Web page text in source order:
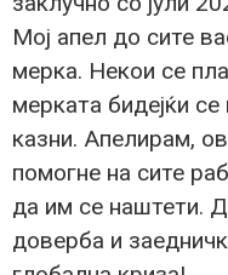
Мој апел до сите
мерка. Некои се
мерката бидејќи
казни. Апелирам,
помогне на сите
да им се наштети.
доверба и